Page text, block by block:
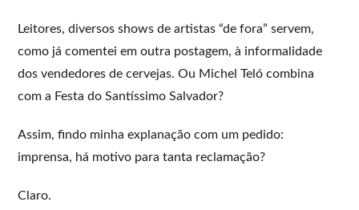
Leitores, diversos shows de artistas “de fora” servem,
como já comentei em outra postagem, à informalidade
dos vendedores de cervejas. Ou Michel Teló combina
com a Festa do Santíssimo Salvador?
Assim, findo minha explanação com um pedido:
imprensa, há motivo para tanta reclamação?
Claro.